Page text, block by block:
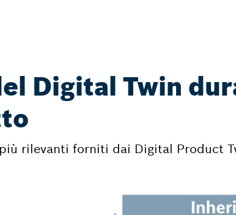
Digital Twin
rilevanti forniti dai Digital Product